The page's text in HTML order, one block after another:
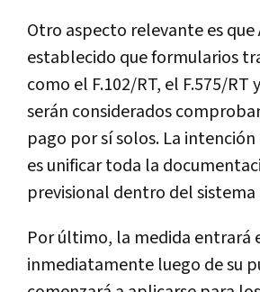
Otro aspecto relevante es que
establecido que formularios
como el F.102/RT, el F.575/RT
serán considerados
pago por sí solos. La
es unificar toda la
previsional dentro del
Por último, la medida entrará
inmediatamente luego de su